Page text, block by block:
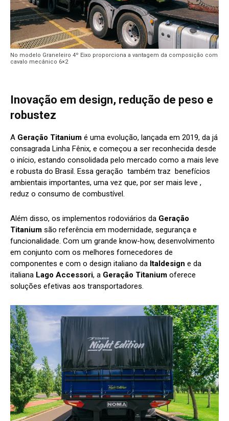
No modelo Graneleiro 4º Eixo proporciona a vantagem da composição com
cavalo mecânico 6×2
Inovação em design, redução de peso e
robustez
A Geração Titanium é uma evolução, lançada em 2019, da já
consagrada Linha Fênix, e começou a ser reconhecida desde
o início, estando consolidada pelo mercado como a mais leve
e robusta do Brasil. Essa geração também traz benefícios
ambientais importantes, uma vez que, por ser mais leve ,
reduz o consumo de combustível.
Além disso, os implementos rodoviários da Geração
Titanium são referência em modernidade, segurança e
funcionalidade. Com um grande know-how, desenvolvimento
em conjunto com os melhores fornecedores de
componentes e com o design italiano da Italdesign e da
italiana Lago Accessori, a Geração Titanium oferece
soluções efetivas aos transportadores.